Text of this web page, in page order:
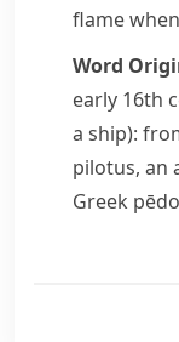
flame
Word
early 16th
a ship):
pilotus, an
Greek